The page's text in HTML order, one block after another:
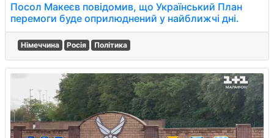
Посол Макеєв повідомив, що Український План
перемоги буде оприлюднений у найближчі дні.
Німеччина Росія Політика